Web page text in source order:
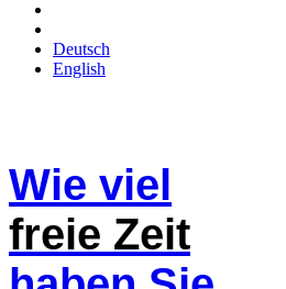
Deutsch
English
Wie viel
freie Zeit